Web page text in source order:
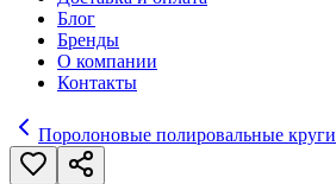
Блог
Бренды
О компании
Контакты
Поролоновые полировальные круги